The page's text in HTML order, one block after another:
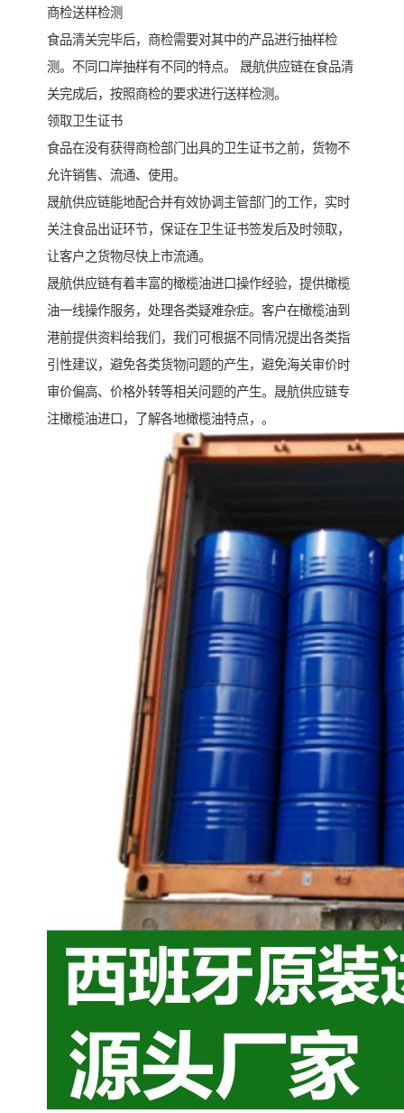
商检送样检测
食品清关完毕后，商检需要对其中的产品进行抽样检
测。不同口岸抽样有不同的特点。 晟航供应链在食品清
关完成后，按照商检的要求进行送样检测。
领取卫生证书
食品在没有获得商检部门出具的卫生证书之前，货物不
允许销售、流通、使用。
晟航供应链能地配合并有效协调主管部门的工作，实时
关注食品出证环节，保证在卫生证书签发后及时领取，
让客户之货物尽快上市流通。
晟航供应链有着丰富的橄榄油进口操作经验，提供橄榄
油一线操作服务，处理各类疑难杂症。客户在橄榄油到
港前提供资料给我们，我们可根据不同情况提出各类指
引性建议，避免各类货物问题的产生，避免海关审价时
审价偏高、价格外转等相关问题的产生。晟航供应链专
注橄榄油进口，了解各地橄榄油特点，。